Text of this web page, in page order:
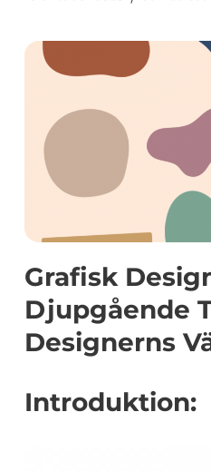
Grafisk
Djupgående
Designerns
Introduktion: